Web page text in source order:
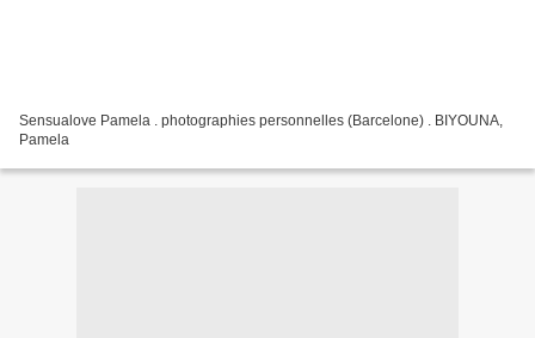
Sensualove Pamela . photographies personnelles (Barcelone) . BIYOUNA,
Pamela